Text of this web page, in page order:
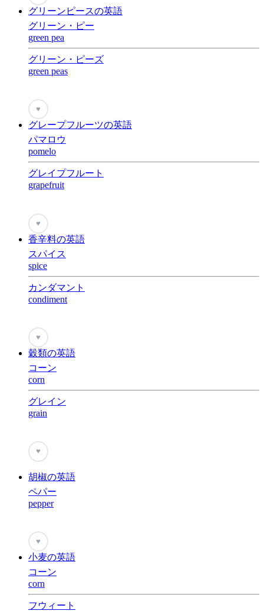
グリーンピースの英語
グリーン・ピー
green pea
グリーン・ピーズ
green peas
♥
グレープフルーツの英語
パマロウ
pomelo
グレイプフルート
grapefruit
♥
香辛料の英語
スパイス
spice
カンダマント
condiment
♥
穀類の英語
コーン
corn
グレイン
grain
♥
胡椒の英語
ペパー
pepper
♥
小麦の英語
コーン
corn
フウィート